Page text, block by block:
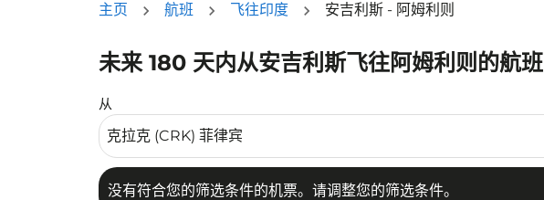
主页 航班 飞往印度 安吉利斯 - 阿姆利则
未来 180 天内从安吉利斯飞往阿姆利则的航班
从
没有符合您的筛选条件的机票。请调整您的筛选条件。
没有符合您的筛选条件的机票。请调整您的筛选条件。